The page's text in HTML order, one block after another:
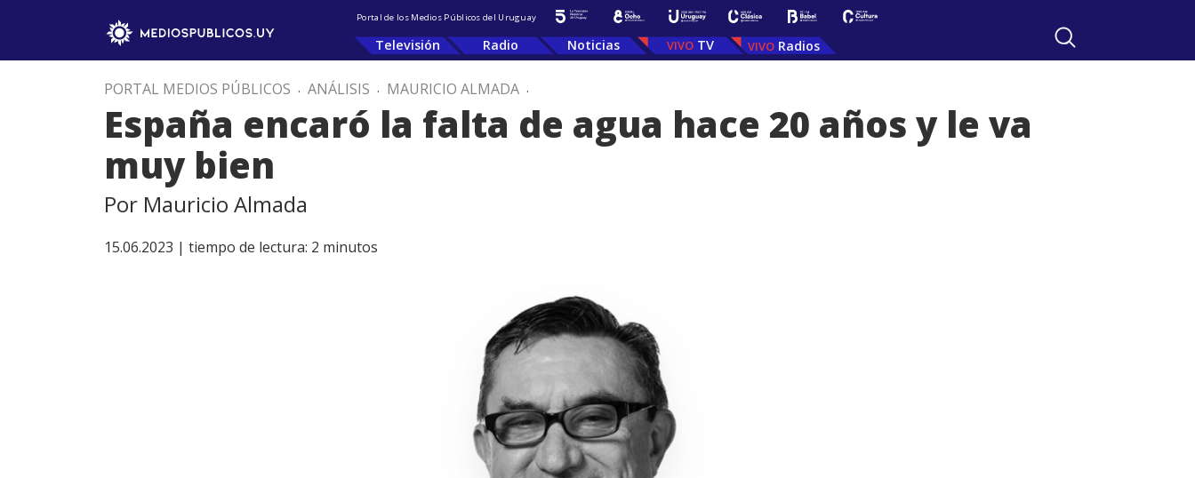
Portal de los Medios Públicos del Uruguay
Televisión Radio Noticias TV Radios
PORTAL MEDIOS PÚBLICOS . ANÁLISIS . MAURICIO ALMADA .
España encaró la falta de agua hace 20 años y le va
muy bien
Por Mauricio Almada
15.06.2023 | tiempo de lectura: 2 minutos